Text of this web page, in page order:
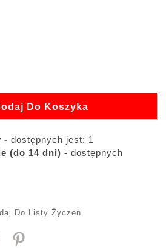
Do Koszyka
- dostępnych jest: 1
(do 14 dni) - dostępnych
Do Listy Życzeń